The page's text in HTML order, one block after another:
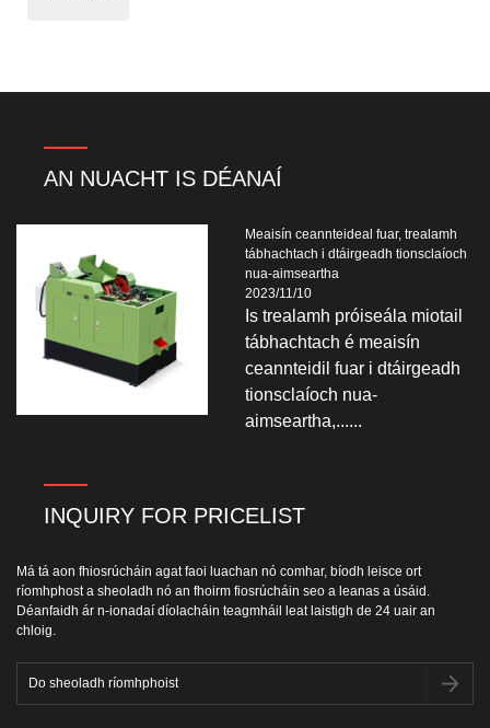
AN NUACHT IS DÉANAÍ
Meaisín ceannteideal fuar, trealamh
tábhachtach i dtáirgeadh tionsclaíoch
nua-aimseartha
2023/11/10
Is trealamh próiseála miotail
tábhachtach é meaisín
ceannteidil fuar i dtáirgeadh
tionsclaíoch nua-
aimseartha,......
INQUIRY FOR PRICELIST
Má tá aon fhiosrúcháin agat faoi luachan nó comhar, bíodh leisce ort
ríomhphost a sheoladh nó an fhoirm fiosrúcháin seo a leanas a úsáid.
Déanfaidh ár n-ionadaí díolacháin teagmháil leat laistigh de 24 uair an
chloig.